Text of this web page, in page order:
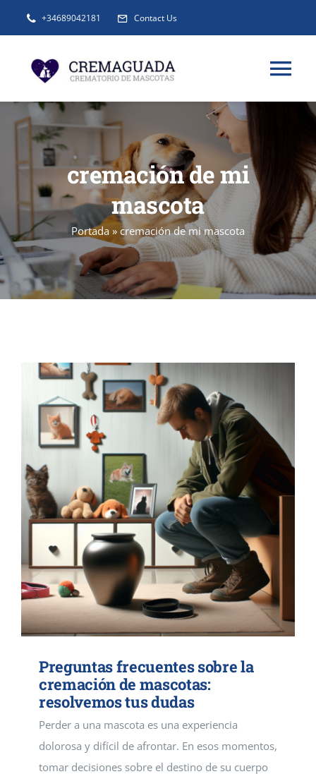
+34689042181 Contact Us
INFORMACIÓN
SERVICIOS
URNAS Y RECUERDOS
BLOG
cremación de mi
mascota
Portada » cremación de mi mascota
Preguntas frecuentes sobre la
cremación de mascotas:
resolvemos tus dudas
Perder a una mascota es una experiencia
dolorosa y difícil de afrontar. En esos momentos,
tomar decisiones sobre el destino de su cuerpo